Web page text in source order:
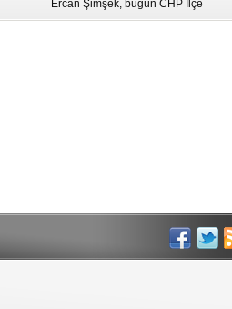
Ercan Şimşek, bugün CHP İlçe
Başkanlığı yaptığı Gölbaşı'nda yaşam